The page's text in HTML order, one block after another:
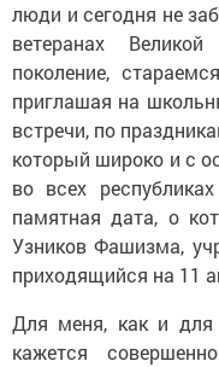
люди и сегодня не
ветеранах
поколение,
приглашая на
встречи, по
который широко и с
во всех
памятная дата, о
Узников Фашизма,
приходящийся на 11
Для меня, как и для
кажется